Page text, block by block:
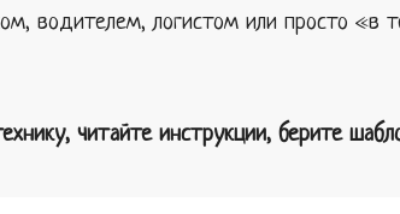
водителем, логистом или просто
читайте инструкции, берите